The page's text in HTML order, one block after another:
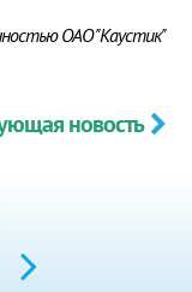
ОАО "Каустик"
новость